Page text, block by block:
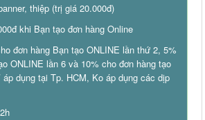
thiệp (trị giá 20.000đ)
khi Bạn tạo đơn hàng Online
đơn hàng Bạn tạo ONLINE lần thứ 2, 5%
ONLINE lần 6 và 10% cho đơn hàng tạo
dụng tại Tp. HCM, Ko áp dụng các dịp